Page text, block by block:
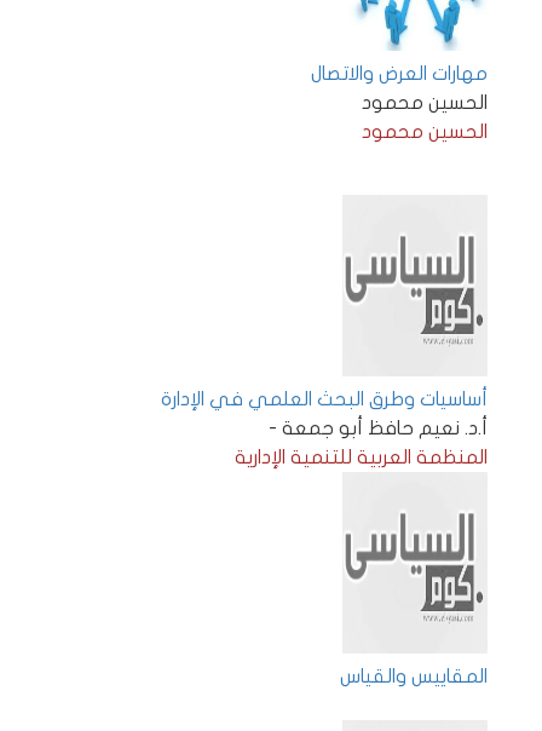
مهارات العرض والاتصال
الحسين محمود
الحسين محمود
أساسيات وطرق البحث العلمي في الإدارة
أ.د. نعيم حافظ أبو جمعة -
المنظمة العربية للتنمية الإدارية
المقاييس والقياس